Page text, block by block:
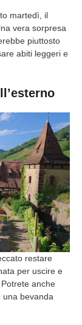
martedì, il
vera sorpresa
piuttosto
abiti leggeri e
restare
per uscire e
anche
una bevanda